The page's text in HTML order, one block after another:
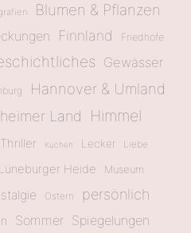
Blumen & Pflanzen
Finnland Friedhöfe
Gewässer
Hannover & Umland
Land Himmel
Kuchen Lecker Liebe
Heide Museum
Ostern persönlich
Sommer Spiegelungen